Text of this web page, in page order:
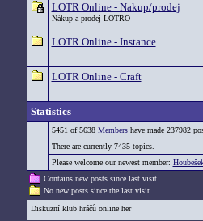
LOTR Online - Nakup/prodej
Nákup a prodej LOTRO
LOTR Online - Instance
LOTR Online - Craft
Statistics
5451 of 5638 Membershave made 237982
There are currently 7435 topics.
Please welcome our newest member:
Contains new posts since last visit.
No new posts since the last visit.
Diskuzní klub hráčů online her